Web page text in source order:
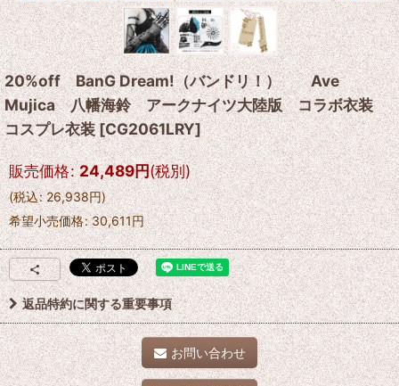
20%off BanG Dream!（バンドリ！） Ave
Mujica 八幡海鈴 アークナイツ大陸版 コラボ衣装
コスプレ衣装[CG2061LRY]
販売価格: 24,489円(税別)
(税込: 26,938円)
希望小売価格: 30,611円
返品特約に関する重要事項
お問い合わせ